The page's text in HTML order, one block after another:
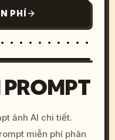
PHÍ
c, cyberpunk sunset, neon
8k --v 6.0
ảnh AI chi tiết.
miễn phí phân